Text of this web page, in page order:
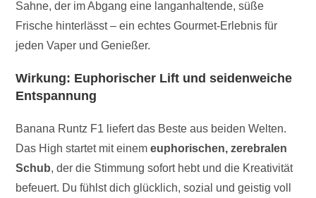
Sahne, der im Abgang eine langanhaltende, süße
Frische hinterlässt – ein echtes Gourmet-Erlebnis für
jeden Vaper und Genießer.
Wirkung: Euphorischer Lift und seidenweiche
Entspannung
Banana Runtz F1 liefert das Beste aus beiden Welten.
Das High startet mit einemeuphorischen, zerebralen
Schub, der die Stimmung sofort hebt und die Kreativität
befeuert. Du fühlst dich glücklich, sozial und geistig voll